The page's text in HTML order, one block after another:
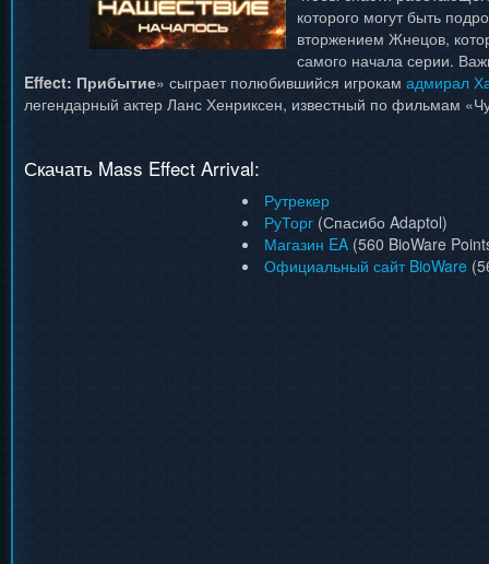
которого могут быть
вторжением Жнецов,
самого начала серии.
Effect: Прибытие» сыграет полюбившийся игрокам адмирал
легендарный актер Ланс Хенриксен, известный по фильмам
Скачать Mass Effect Arrival:
Рутрекер
РуТорг (Спасибо Adaptol)
Магазин EA (560 BioWare
Официальный сайт BioWare